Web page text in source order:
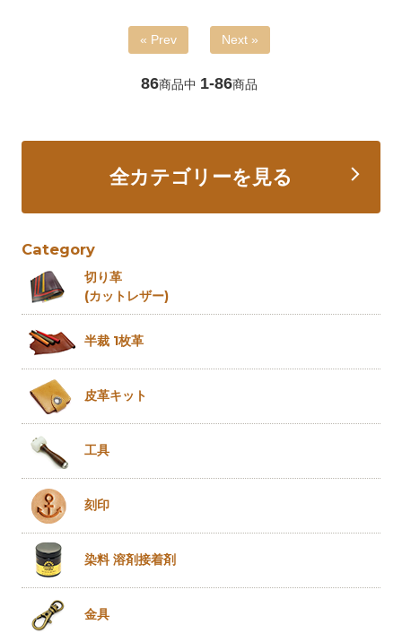
« Prev Next »
86商品中 1-86商品
全カテゴリーを見る
Category
切り革
(カットレザー)
半裁 1枚革
皮革キット
工具
刻印
染料 溶剤接着剤
金具